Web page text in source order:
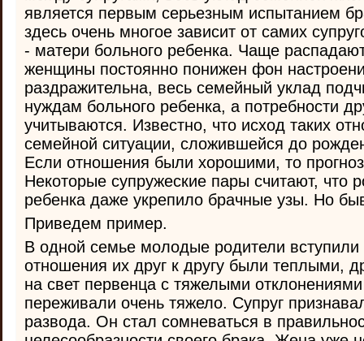
является первым серьезным испытанием
здесь очень многое зависит от самих
- матери больного ребенка. Чаще
женщины постоянно понижен фон
раздражительна, весь семейный уклад
нуждам больного ребенка, а потребности
учитываются. Известно, что исход таких
семейной ситуации, сложившейся до
Если отношения были хорошими, то
Некоторые супружеские пары считают, что
ребенка даже укрепило брачные узы. Но
Приведем пример.
В одной семье молодые родители
отношения их друг к другу были теплыми,
на свет первенца с тяжелыми
переживали очень тяжело. Супруг
развода. Он стал сомневаться в